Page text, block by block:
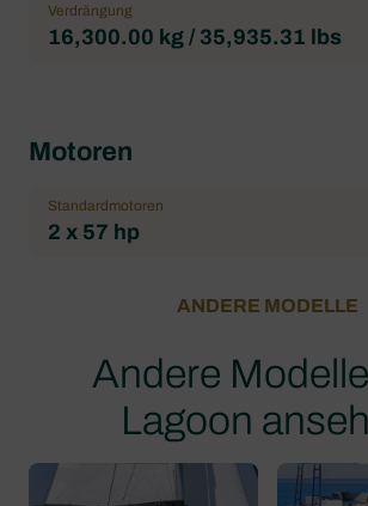
Verdrängung
16,300.00 kg / 35,935.31 lbs
Motoren
Standardmotoren
2 x 57 hp
ANDERE MODELLE
Andere
Lagoon